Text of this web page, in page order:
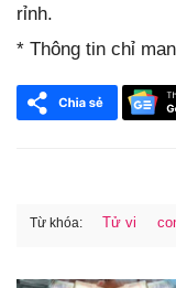
rỉnh.
* Thông tin chỉ
Từ khóa: Tử vi